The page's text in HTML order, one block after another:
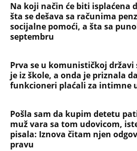
Na koji način će biti isplaćena
šta se dešava sa računima
socijalne pomoći, a šta sa
septembru
Prva se u komunističkoj
je iz škole, a onda je priznala
funkcioneri plaćali za intimne
Pošla sam da kupim detetu
muž vara sa tom udovicom,
pisala: Iznova čitam njen
pravu